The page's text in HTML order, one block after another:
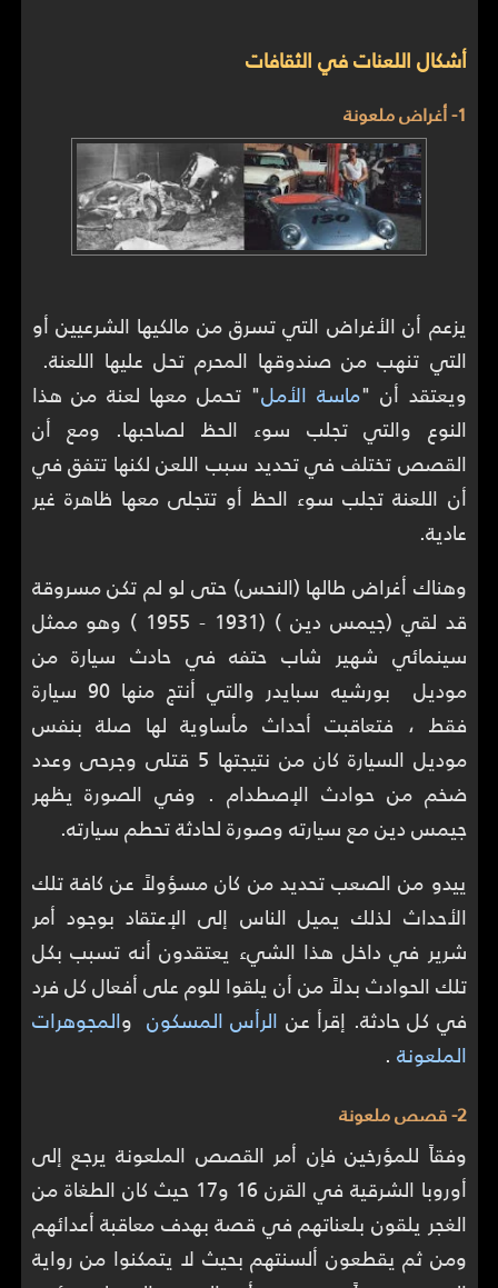
أشكال اللعنات في الثقافات
1- أغراض ملعونة
يزعم أن الأغراض التي تسرق من مالكيها الشرعيين أو
التي تنهب من صندوقها المحرم تحل عليها اللعنة.
ويعتقد أن "ماسة الأمل" تحمل معها لعنة من هذا
النوع والتي تجلب سوء الحظ لصاحبها. ومع أن
القصص تختلف في تحديد سبب اللعن لكنها تتفق في
أن اللعنة تجلب سوء الحظ أو تتجلى معها ظاهرة غير
عادية.
وهناك أغراض طالها (النحس) حتى لو لم تكن مسروقة
قد لقي (جيمس دين ) (1931 - 1955 ) وهو ممثل
سينمائي شهير شاب حتفه في حادث سيارة من
موديل بورشيه سبايدر والتي أنتج منها 90 سيارة
فقط ، فتعاقبت أحداث مأساوية لها صلة بنفس
موديل السيارة كان من نتيجتها 5 قتلى وجرحى وعدد
ضخم من حوادث الإصطدام . وفي الصورة يظهر
جيمس دين مع سيارته وصورة لحادثة تحطم سيارته.
ييدو من الصعب تحديد من كان مسؤولاً عن كافة تلك
الأحداث لذلك يميل الناس إلى الإعتقاد بوجود أمر
شرير في داخل هذا الشيء يعتقدون أنه تسبب بكل
تلك الحوادث بدلاً من أن يلقوا للوم على أفعال كل فرد
في كل حادثة. إقرأ عن الرأس المسكون والمجوهرات
الملعونة .
2- قصص ملعونة
وفقاً للمؤرخين فإن أمر القصص الملعونة يرجع إلى
أوروبا الشرقية في القرن 16 و17 حيث كان الطغاة من
الغجر يلقون بلعناتهم في قصة بهدف معاقبة أعدائهم
ومن ثم يقطعون ألسنتهم بحيث لا يتمكنوا من رواية